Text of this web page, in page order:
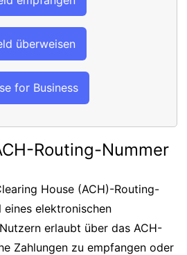
überweisen
for Business
Routing-Nummer
House (ACH)-Routing-
eines elektronischen
erlaubt über das ACH-
Zahlungen zu empfangen oder